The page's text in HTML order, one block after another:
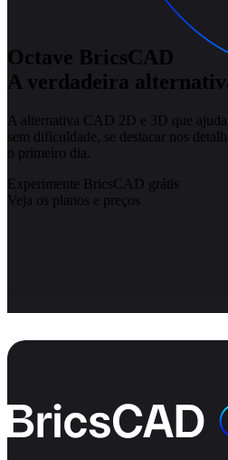
Octave BricsCAD
A verdadeira
A alternativa CAD 2D e 3D que
sem dificuldade, se destacar nos
o primeiro dia.
Experimente BricsCAD grátis
Veja os planos e preços